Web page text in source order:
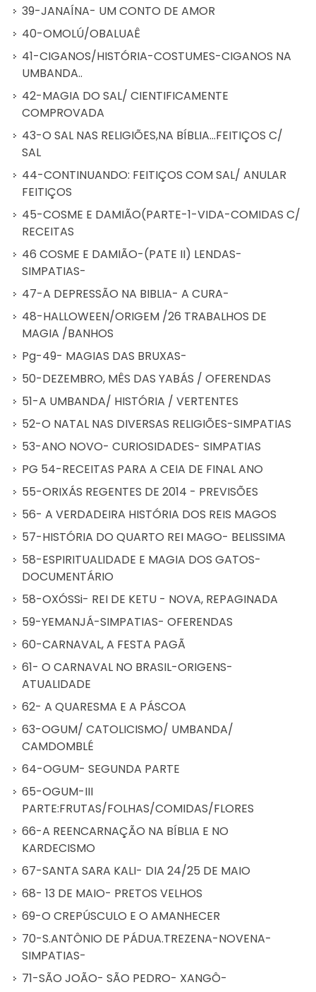
39-JANAÍNA- UM CONTO DE AMOR
40-OMOLÚ/OBALUAÊ
41-CIGANOS/HISTÓRIA-COSTUMES-CIGANOS NA
UMBANDA..
42-MAGIA DO SAL/ CIENTIFICAMENTE
COMPROVADA
43-O SAL NAS RELIGIÕES,NA BÍBLIA...FEITIÇOS C/
SAL
44-CONTINUANDO: FEITIÇOS COM SAL/ ANULAR
FEITIÇOS
45-COSME E DAMIÃO(PARTE-1-VIDA-COMIDAS C/
RECEITAS
46 COSME E DAMIÃO-(PATE II) LENDAS-
SIMPATIAS-
47-A DEPRESSÃO NA BIBLIA- A CURA-
48-HALLOWEEN/ORIGEM /26 TRABALHOS DE
MAGIA /BANHOS
Pg-49- MAGIAS DAS BRUXAS-
50-DEZEMBRO, MÊS DAS YABÁS / OFERENDAS
51-A UMBANDA/ HISTÓRIA / VERTENTES
52-O NATAL NAS DIVERSAS RELIGIÕES-SIMPATIAS
53-ANO NOVO- CURIOSIDADES- SIMPATIAS
PG 54-RECEITAS PARA A CEIA DE FINAL ANO
55-ORIXÁS REGENTES DE 2014 - PREVISÕES
56- A VERDADEIRA HISTÓRIA DOS REIS MAGOS
57-HISTÓRIA DO QUARTO REI MAGO- BELISSIMA
58-ESPIRITUALIDADE E MAGIA DOS GATOS-
DOCUMENTÁRIO
58-OXÓSSi- REI DE KETU - NOVA, REPAGINADA
59-YEMANJÁ-SIMPATIAS- OFERENDAS
60-CARNAVAL, A FESTA PAGÃ
61- O CARNAVAL NO BRASIL-ORIGENS-
ATUALIDADE
62- A QUARESMA E A PÁSCOA
63-OGUM/ CATOLICISMO/ UMBANDA/
CAMDOMBLÉ
64-OGUM- SEGUNDA PARTE
65-OGUM-III
PARTE:FRUTAS/FOLHAS/COMIDAS/FLORES
66-A REENCARNAÇÃO NA BÍBLIA E NO
KARDECISMO
67-SANTA SARA KALI- DIA 24/25 DE MAIO
68- 13 DE MAIO- PRETOS VELHOS
69-O CREPÚSCULO E O AMANHECER
70-S.ANTÔNIO DE PÁDUA.TREZENA-NOVENA-
SIMPATIAS-
71-SÃO JOÃO- SÃO PEDRO- XANGÔ-